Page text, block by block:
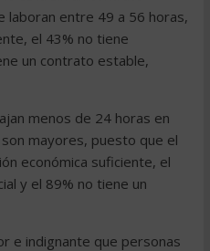
laboran entre 49 a 56 horas,
el 43% no tiene
un contrato estable,
menos de 24 horas en
mayores, puesto que el
económica suficiente, el
y el 89% no tiene un
e indignante que personas